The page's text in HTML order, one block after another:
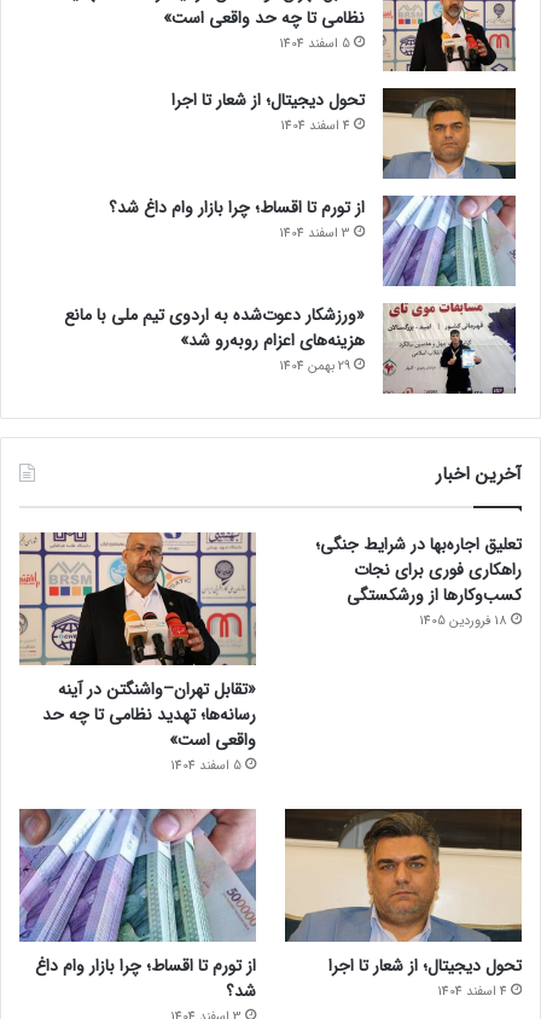
نظامی تا چه حد واقعی است»
5 اسفند 1404
تحول دیجیتال؛ از شعار تا اجرا
4 اسفند 1404
از تورم تا اقساط؛ چرا بازار وام داغ شد؟
3 اسفند 1404
«ورزشکار دعوت‌شده به اردوی تیم ملی با مانع
هزینه‌های اعزام روبه‌رو شد»
29 بهمن 1404
آخرین اخبار
تعلیق اجاره‌بها در شرایط جنگی؛
راهکاری فوری برای نجات
کسب‌وکارها از ورشکستگی
18 فروردین 1405
«تقابل تهران–واشنگتن در آینه
رسانه‌ها؛ تهدید نظامی تا چه حد
واقعی است»
5 اسفند 1404
تحول دیجیتال؛ از شعار تا اجرا
4 اسفند 1404
از تورم تا اقساط؛ چرا بازار وام داغ
شد؟